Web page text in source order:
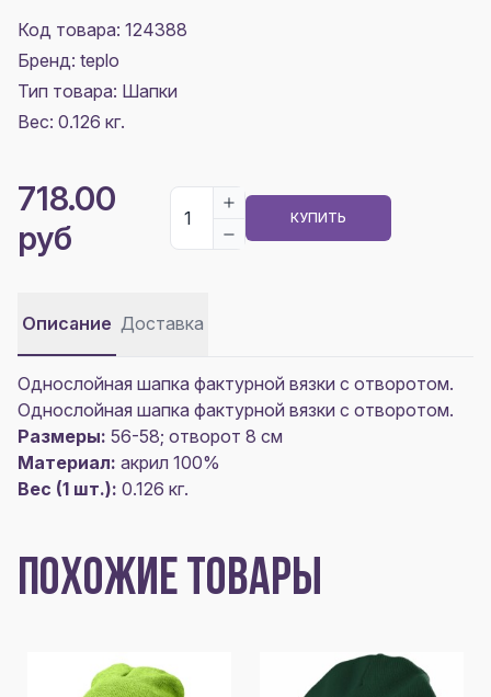
Код товара: 124388
Бренд: teplo
Тип товара: Шапки
Вес: 0.126 кг.
718.00
руб
КУПИТЬ
Описание Доставка
Однослойная шапка фактурной вязки с отворотом.
Однослойная шапка фактурной вязки с отворотом.
Размеры: 56-58; отворот 8 см
Материал: акрил 100%
Вес (1 шт.): 0.126 кг.
ПОХОЖИЕ ТОВАРЫ